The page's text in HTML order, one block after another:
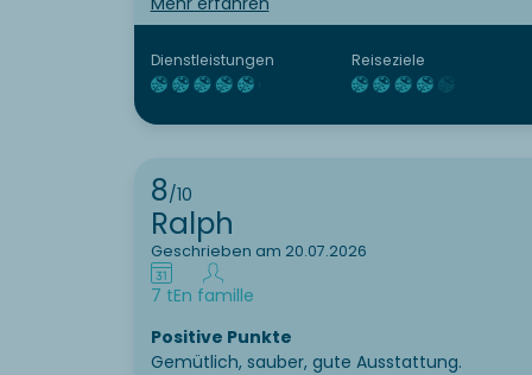
Bezeichnung Luxus Campingplatz rechtfertigt
(als Vergleich ein Luxusplatz den ich letztes
Jahr besucht habe: Camping am Sonnenberg
Dienstleistungen Reiseziele
8/10
Ralph
Geschrieben am 20.07.2026
7 tEn famille
Positive Punkte
Gemütlich, sauber, gute Ausstattung.